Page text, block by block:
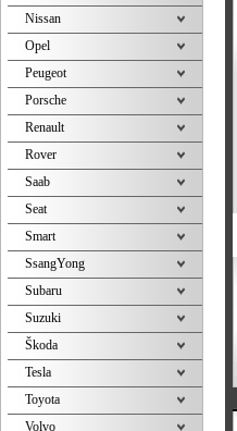
Nissan
Opel
Peugeot
Porsche
Renault
Rover
Saab
Seat
Smart
SsangYong
Subaru
Suzuki
Škoda
Tesla
Toyota
Volvo